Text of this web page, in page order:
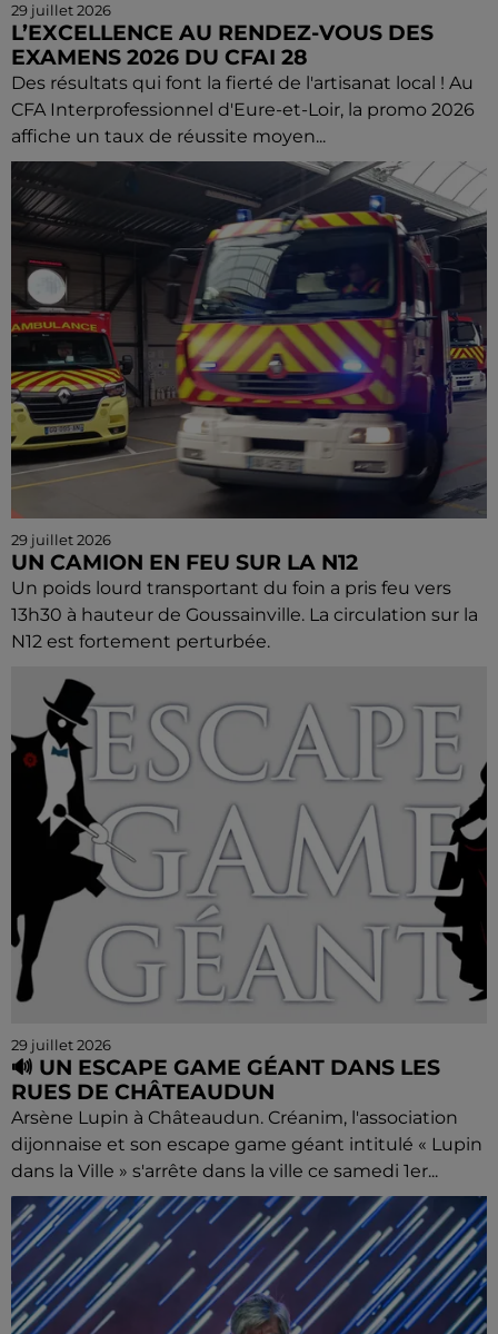
29 juillet 2026
L’EXCELLENCE AU RENDEZ-VOUS DES
EXAMENS 2026 DU CFAI 28
Des résultats qui font la fierté de l'artisanat local ! Au
CFA Interprofessionnel d'Eure-et-Loir, la promo 2026
affiche un taux de réussite moyen...
29 juillet 2026
UN CAMION EN FEU SUR LA N12
Un poids lourd transportant du foin a pris feu vers
13h30 à hauteur de Goussainville. La circulation sur la
N12 est fortement perturbée.
29 juillet 2026
🔊 UN ESCAPE GAME GÉANT DANS LES
RUES DE CHÂTEAUDUN
Arsène Lupin à Châteaudun. Créanim, l'association
dijonnaise et son escape game géant intitulé « Lupin
dans la Ville » s'arrête dans la ville ce samedi 1er...